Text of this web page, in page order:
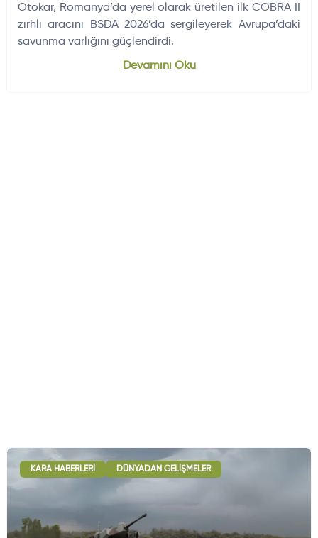
Otokar, Romanya’da yerel olarak üretilen ilk COBRA II
zırhlı aracını BSDA 2026’da sergileyerek Avrupa’daki
savunma varlığını güçlendirdi.
Devamını Oku
KARA HABERLERI DÜNYADAN GELIŞMELER